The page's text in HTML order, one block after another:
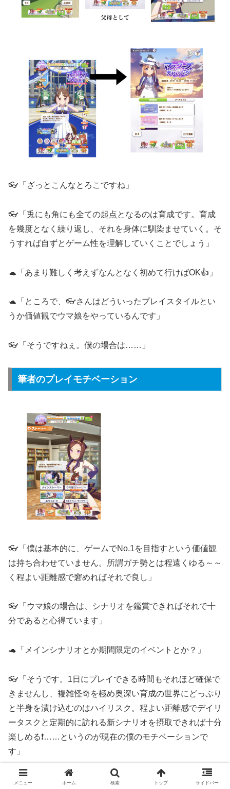
👓「ざっとこんなとろこですね」
👓「兎にも角にも全ての起点となるのは育成です。育成
を幾度となく繰り返し、それを身体に馴染ませていく。そ
うすれば自ずとゲーム性を理解していくことでしょう」
🐢「あまり難しく考えずなんとなく初めて行けばOK👍」
🐢「ところで、👓さんはどういったプレイスタイルとい
うか価値観でウマ娘をやっているんです」
👓「そうですねぇ。僕の場合は……」
筆者のプレイモチベーション
👓「僕は基本的に、ゲームでNo.1を目指すという価値観
は持ち合わせていません。所謂ガチ勢とは程遠くゆる～～
く程よい距離感で窘めればそれで良し」
👓「ウマ娘の場合は、シナリオを鑑賞できればそれで十
分であると心得ています」
🐢「メインシナリオとか期間限定のイベントとか？」
👓「そうです。1日にプレイできる時間もそれほど確保で
きませんし、複雑怪奇を極め奥深い育成の世界にどっぷり
と半身を漬け込むのはハイリスク。程よい距離感でデイリ
ータスクと定期的に訪れる新シナリオを摂取できれば十分
楽しめる❗️……というのが現在の僕のモチベーションで
す」
メニュー ホーム 検索 トップ サイドバー